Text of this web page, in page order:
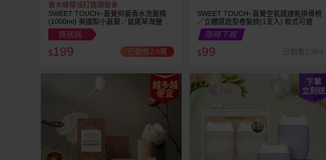
香水級精油打造頭髮香
SWEET TOUCH~直覺抑菌香水洗髮精
(1000ml) 英國梨小蒼蘭／鼠尾草海鹽 款
式可選
買就送
$199 已銷售2.6萬
SWEET TOUCH~直覺空氣感速乾排骨梳
／立體感造型卷髮梳(1支入) 款式可選
限時下殺
$99 已銷售2,964
越多越
便宜
下單
立刻送